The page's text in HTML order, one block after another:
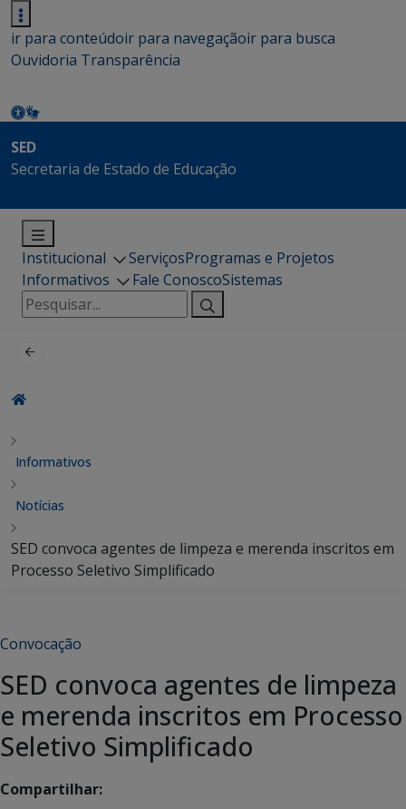
ir para conteúdoir para navegaçãoir para busca
Ouvidoria Transparência
SED
Secretaria de Estado de Educação
Institucional ServiçosProgramas e Projetos
Informativos
Fale ConoscoSistemas
Pesquisar
por:
Informativos
Notícias
SED convoca agentes de limpeza e merenda inscritos em
Processo Seletivo Simplificado
Convocação
SED convoca agentes de limpeza
e merenda inscritos em Processo
Seletivo Simplificado
Compartilhar: